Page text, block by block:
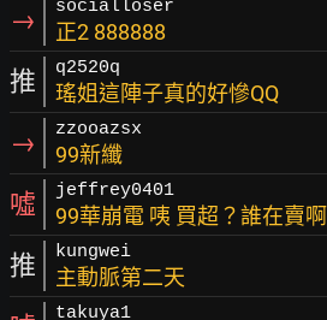
→ socialloser
正2 888888
推 q2520q
瑤姐這陣子真的好慘QQ
→ zzooazsx
99新纖
噓 jeffrey0401
99華崩電 咦 買超？誰在賣啊
推 kungwei
主動脈第二天
takuya1